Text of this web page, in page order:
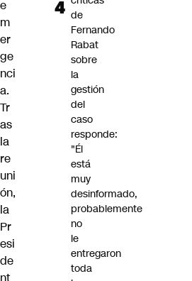
e
m
er
ge
nci
a.
Tr
as
la
re
uni
ón,
la
Pr
esi
de
nt
de
Fernando
Rabat
sobre
la
gestión
del
caso
responde:
"Él
está
muy
desinformado,
probablemente
no
le
entregaron
toda